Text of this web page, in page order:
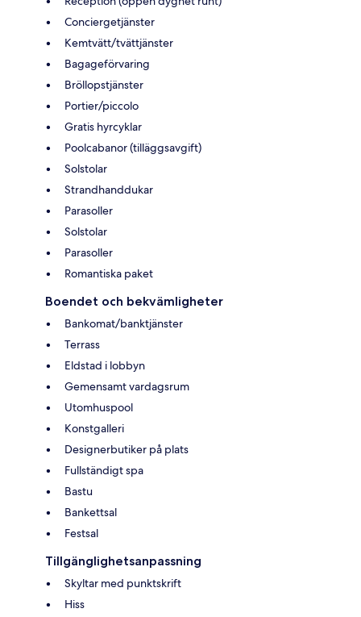
Conciergetjänster
Kemtvätt/tvättjänster
Bagageförvaring
Bröllopstjänster
Portier/piccolo
Gratis hyrcyklar
Poolcabanor (tilläggsavgift)
Solstolar
Strandhanddukar
Parasoller
Solstolar
Parasoller
Romantiska paket
Boendet och bekvämligheter
Bankomat/banktjänster
Terrass
Eldstad i lobbyn
Gemensamt vardagsrum
Utomhuspool
Konstgalleri
Designerbutiker på plats
Fullständigt spa
Bastu
Bankettsal
Festsal
Tillgänglighetsanpassning
Skyltar med punktskrift
Hiss